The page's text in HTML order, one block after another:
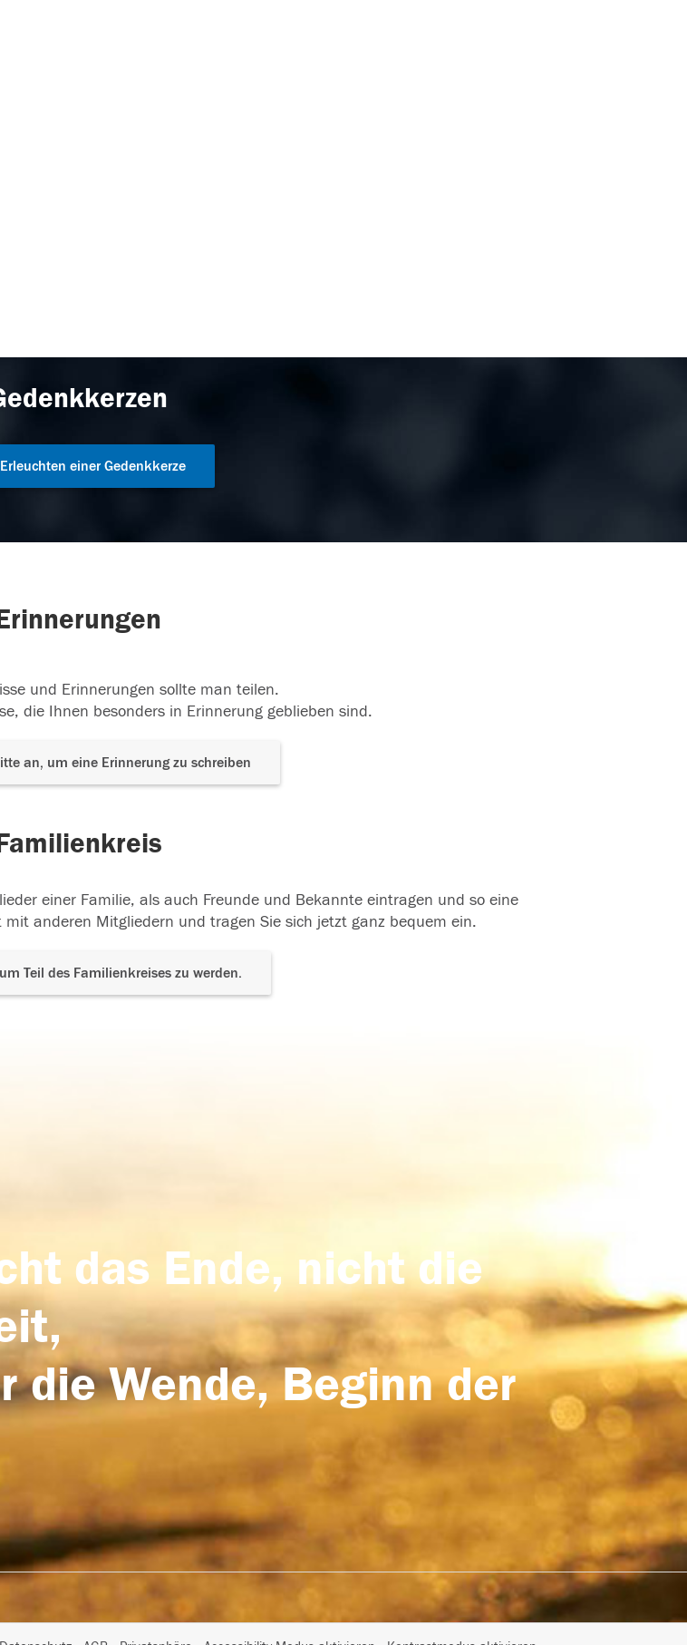
Erleuchten einer Gedenkkerze
und Erinnerungen sollte man teilen.
die Ihnen besonders in Erinnerung geblieben sind.
an, um eine Erinnerung zu schreiben
einer Familie, als auch Freunde und Bekannte eintragen und so eine
anderen Mitgliedern und tragen Sie sich jetzt ganz bequem ein.
Teil des Familienkreises zu werden.
das Ende, nicht die
die Wende, Beginn der